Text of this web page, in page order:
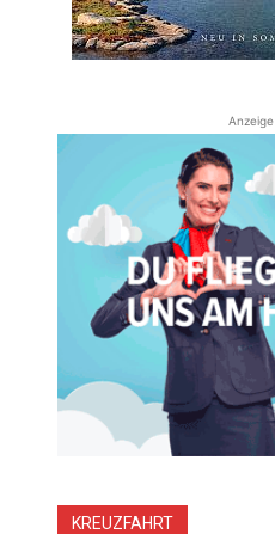
Anzeige
KREUZFAHRT